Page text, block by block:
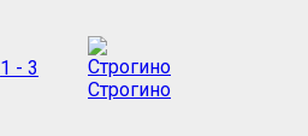
1 - 3
Строгино